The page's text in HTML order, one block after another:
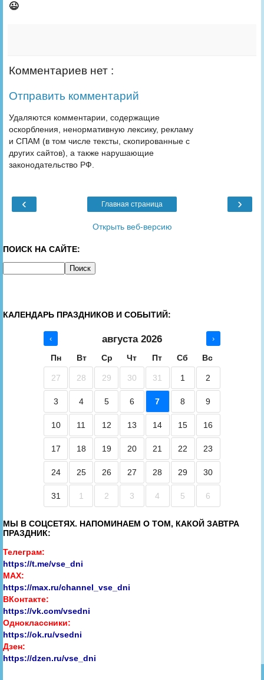
😉
Комментариев нет :
Отправить комментарий
Удаляются комментарии, содержащие
оскорбления, ненормативную лексику, рекламу
и СПАМ (в том числе тексты, скопированные с
других сайтов), а также нарушающие
законодательство РФ.
‹ ›
Главная страница
Открыть веб-версию
ПОИСК НА САЙТЕ:
КАЛЕНДАРЬ ПРАЗДНИКОВ И СОБЫТИЙ:
‹ августа 2026 ›
Пн Вт Ср Чт Пт Сб Вс
27 28 29 30 31 1 2
3 4 5 6 7 8 9
10 11 12 13 14 15 16
17 18 19 20 21 22 23
24 25 26 27 28 29 30
31 1 2 3 4 5 6
МЫ В СОЦСЕТЯХ. НАПОМИНАЕМ О ТОМ, КАКОЙ ЗАВТРА
ПРАЗДНИК:
Телеграм:
https://t.me/vse_dni
MAX:
https://max.ru/channel_vse_dni
ВКонтакте:
https://vk.com/vsedni
Одноклассники:
https://ok.ru/vsedni
Дзен:
https://dzen.ru/vse_dni